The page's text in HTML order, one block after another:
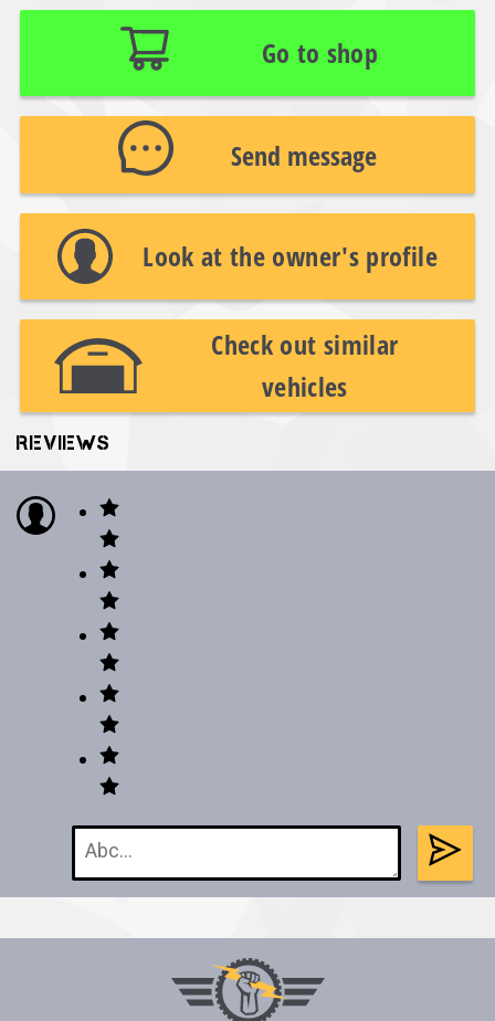
Go to shop
Send message
Look at the owner's profile
Check out similar
vehicles
REVIEWS